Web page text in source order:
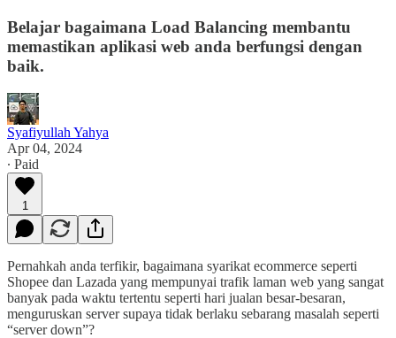
Belajar bagaimana Load Balancing membantu
memastikan aplikasi web anda berfungsi dengan
baik.
Syafiyullah Yahya
Apr 04, 2024
∙ Paid
1
Pernahkah anda terfikir, bagaimana syarikat ecommerce seperti
Shopee dan Lazada yang mempunyai trafik laman web yang sangat
banyak pada waktu tertentu seperti hari jualan besar-besaran,
menguruskan server supaya tidak berlaku sebarang masalah seperti
“server down”?